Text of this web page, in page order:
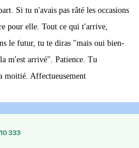
Si tu n'avais pas râté les occasions
pour elle. Tout ce qui t'arrive,
le futur, tu te diras "mais oui bien-
m'est arrivé". Patience. Tu
moitié. Affectueusement
10 333